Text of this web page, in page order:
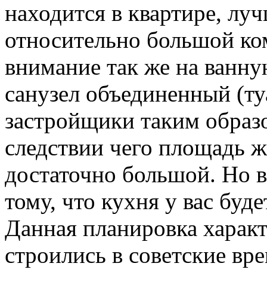
находится в квартире,
относительно большой
внимание так же на
санузел объединенный
застройщики таким
следствии чего площадь
достаточно большой. Но
тому, что кухня у вас
Данная планировка
строились в советские